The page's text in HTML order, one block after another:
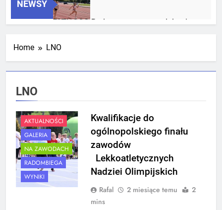
NEWSY
RLTL GGG Radom z trzema medalami
2 Tygodnie Temu
Home LNO
LNO
AKTUALNOŚCI
GALERIA
NA ZAWODACH
RADOMBIEGA
WYNIKI
Kwalifikacje do
ogólnopolskiego finału
zawodów
Lekkoatletycznych
Nadziei Olimpijskich
Rafal 2 miesiące temu
2
mins